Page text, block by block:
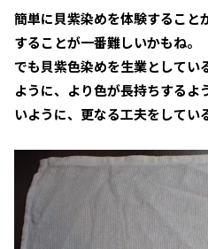
簡単に貝紫染めを体験すること
することが一番難しいかもね。
でも貝紫色染めを生業としてい
ように、より色が長持ちするよ
いように、更なる工夫をしてい